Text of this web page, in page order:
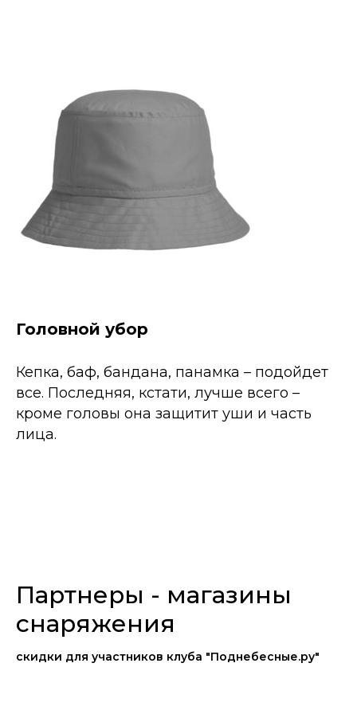
Головной убор
Кепка, баф, бандана, панамка – подойдет
все. Последняя, кстати, лучше всего –
кроме головы она защитит уши и часть
лица.
Партнеры - магазины
снаряжения
скидки для участников клуба "Поднебесные.ру"